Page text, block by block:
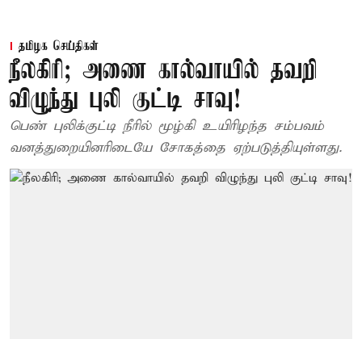
தமிழக செய்திகள்
நீலகிரி; அணை கால்வாயில் தவறி
விழுந்து புலி குட்டி சாவு!
பெண் புலிக்குட்டி நீரில் மூழ்கி உயிரிழந்த சம்பவம்
வனத்துறையினரிடையே சோகத்தை ஏற்படுத்தியுள்ளது.